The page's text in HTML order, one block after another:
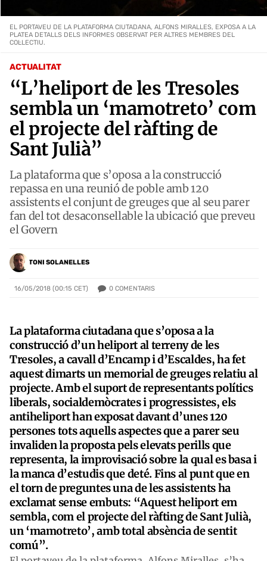
ACTUALITAT
“L’heliport de les Tresoles
sembla un ‘mamotreto’ com
el projecte del ràfting de
Sant Julià”
La plataforma que s’oposa a la construcció
repassa en una reunió de poble amb 120
assistents el conjunt de greuges que al seu parer
fan del tot desaconsellable la ubicació que preveu
el Govern
TONI SOLANELLES
16/05/2018 (00:15 CET) 0 COMENTARIS
EL PORTAVEU DE LA PLATAFORMA CIUTADANA, ALFONS MIRALLES, EXPOSA A LA
PLATEA DETALLS DELS INFORMES OBSERVAT PER ALTRES MEMBRES DEL
COL·LECTIU.
La plataforma ciutadana que s’oposa a la
construcció d’un heliport al terreny de les
Tresoles, a cavall d’Encamp i d’Escaldes, ha fet
aquest dimarts un memorial de greuges relatiu al
projecte. Amb el suport de representants polítics
liberals, socialdemòcrates i progressistes, els
antiheliport han exposat davant d’unes 120
persones tots aquells aspectes que a parer seu
invaliden la proposta pels elevats perills que
representa, la improvisació sobre la qual es basa i
la manca d’estudis que deté. Fins al punt que en
el torn de preguntes una de les assistents ha
exclamat sense embuts: “Aquest heliport em
sembla, com el projecte del ràfting de Sant Julià,
un ‘mamotreto’, amb total absència de sentit
comú”.